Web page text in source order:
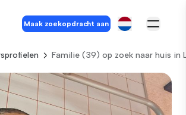
Maak zoekopdracht aan
Familie (39) op zoek naar huis in